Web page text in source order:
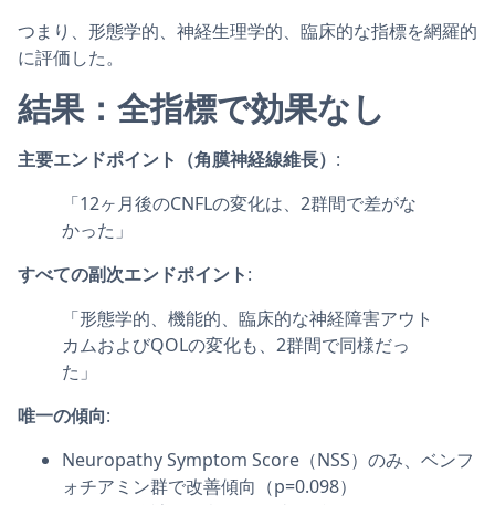
つまり、形態学的、神経生理学的、臨床的な指標を網羅的
に評価した。
結果：全指標で効果なし
主要エンドポイント（角膜神経線維長） :
「12ヶ月後のCNFLの変化は、2群間で差がな
かった」
すべての副次エンドポイント:
「形態学的、機能的、臨床的な神経障害アウト
カムおよびQOLの変化も、2群間で同様だっ
た」
唯一の傾向:
Neuropathy Symptom Score（NSS）のみ、ベンフ
ォチアミン群で改善傾向（p=0.098）